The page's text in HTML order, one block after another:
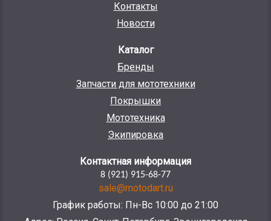
Контакты
Новости
Каталог
Бренды
Запчасти для мототехники
Покрышки
Мототехника
Экипировка
Контактная информация
8 (921) 915-68-77
sale@motodart.ru
График работы: Пн-Вс 10:00 до 21:00